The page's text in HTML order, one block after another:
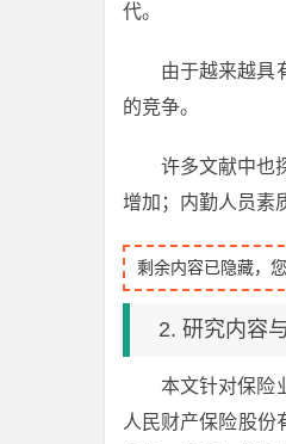
代。
由于越来越具
的竞争。
许多文献中也
增加；内勤人员素
剩余内容已隐藏，
2. 研究内容
本文针对保险
人民财产保险股份